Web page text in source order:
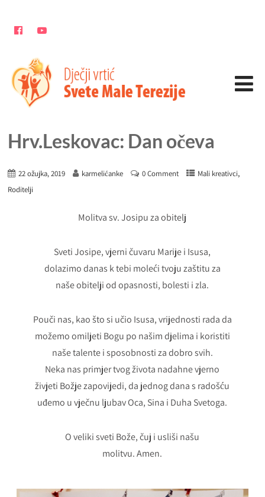
Hrv.Leskovac: Dan očeva
22 ožujka, 2019 karmelićanke 0 Comment Mali kreativci,
Roditelji
Molitva sv. Josipu za obitelj
Sveti Josipe, vjerni čuvaru Marije i Isusa,
dolazimo danas k tebi moleći tvoju zaštitu za
naše obitelji od opasnosti, bolesti i zla.
Pouči nas, kao što si učio Isusa, vrijednosti rada da
možemo omiljeti Bogu po našim djelima i koristiti
naše talente i sposobnosti za dobro svih.
Neka nas primjer tvog života nadahne vjerno
živjeti Božje zapovijedi, da jednog dana s radošću
uđemo u vječnu ljubav Oca, Sina i Duha Svetoga.
O veliki sveti Bože, čuj i usliši našu
molitvu. Amen.